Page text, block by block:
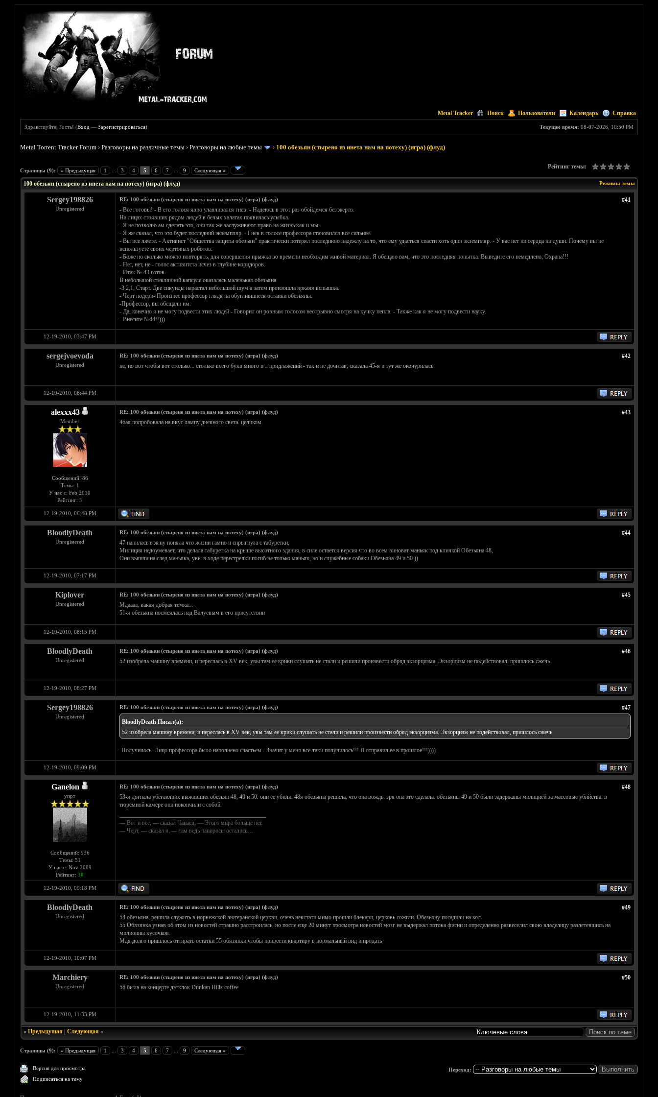
Metal Tracker Поиск Пользователи Календарь Справка
Текущее время: 08-07-2026, 10:50 PM
Здравствуйте, Гость! (Вход —Зарегистрироваться)
Metal Torrent Tracker Forum ›Разговоры на различные темы ›Разговоры на любые темы › 100 обезьян (стырено из инета нам на потеху) (игра) (флуд)
Страницы (9): « Предыдущая 1 3 4 5 6 7 9 Следующая »
Рейтинг темы:
Голосов: 0 - Средняя оценка: 0
1
2
3
4
5
Режимы темы
100 обезьян (стырено из инета нам на потеху) (игра) (флуд)
Sergey198826
Unregistered
#41
RE: 100 обезьян (стырено из инета нам на потеху) (игра) (флуд)
- Все готовы! - В его голося явно улавливался гнев. - Надеюсь в этот раз обойдемся без жертв.
На лицах стоявших рядом людей в белых халатах появилась улыбка.
- Я не позволю ам сделать это, они так же заслуживают право на жизнь как и мы.
- Я же сказал, что это будет последний экземпляр. - Гнев в голосе профессора становился все сильнее.
- Вы все лжете. - Активист "Общества защиты обезьян" практически потерял последнюю надежлу на то, что ему удасться спасти хоть один экземпляр. - У вас нет ни сердца ни души. Почему вы не
используете своих чертовых роботов.
- Боже но сколько можно повторять, для совершения прыжка во времени необходим живой материал. Я обещаю вам, что это последняя попытка. Выведите его немедлено, Охрана!!!
- Нет, нет, не - голос активитста исчез в глубине коридоров.
- Итак № 43 готов.
В небольшой стеклянной капсуле оказалась маленькая обезьяна.
-3,2,1, Старт. Две сикунды нарастал небольшой шум а затем произошла яркаяя вспышка.
- Черт подери- Произнес профессор глядя на обуглившиеся останки обезьяны.
-Профессор, вы обещали им.
- Да, конечно я не могу подвести этих людей - Говорил он ровным голосом неотрывно смотря на кучку пепла. - Также как я не могу подвести науку.
- Внесите №44!!)))
12-19-2010, 03:47 PM
sergejvoevoda
Unregistered
#42
RE: 100 обезьян (стырено из инета нам на потеху) (игра) (флуд)
не, но вот чтобы вот столько... столько всего букв много и .. придлажений - так и не дочитав, сказала 45-я и тут же окочурилась.
12-19-2010, 06:44 PM
alexxx43
Member
Сообщений: 86
Темы: 1
У нас с: Feb 2010
Рейтинг: 5
#43
RE: 100 обезьян (стырено из инета нам на потеху) (игра) (флуд)
46ая попробовала на вкус лампу дневного света. целиком.
12-19-2010, 06:48 PM
BloodlyDeath
Unregistered
#44
RE: 100 обезьян (стырено из инета нам на потеху) (игра) (флуд)
47 напилась в ж.пу поняла что жизни гамно и спрыгнула с табуретки,
Милиция недоумевает, что делала табуретка на крыше высотного здания, в силе остается версия что во всем виноват маньяк под кличкой Обезьяна 48,
Они вышли на след маньяка, увы в ходе перестрелки погиб не только маньяк, но и служебные собаки Обезьяна 49 и 50 ))
12-19-2010, 07:17 PM
Kiplover
Unregistered
#45
RE: 100 обезьян (стырено из инета нам на потеху) (игра) (флуд)
Мдаааа, какая добрая темка...
51-я обезьяна посмеялась над Валуевым в его присутствии
12-19-2010, 08:15 PM
BloodlyDeath
Unregistered
#46
RE: 100 обезьян (стырено из инета нам на потеху) (игра) (флуд)
52 изобрела машину времени, и переслась в ХV век, увы там ее крики слушать не стали и решили произвести обряд экзорцизма. Экзорцизм не подействовал, пришлось сжечь
12-19-2010, 08:27 PM
Sergey198826
Unregistered
#47
RE: 100 обезьян (стырено из инета нам на потеху) (игра) (флуд)
BloodlyDeath Писал(а):
52 изобрела машину времени, и переслась в ХV век, увы там ее крики слушать не стали и решили произвести обряд экзорцизма. Экзорцизм не подействовал, пришлось сжечь
-Получилось- Лицо профессора было наполнено счастьем - Значит у меня все-таки получилось!!! Я отправил ее в прошлое!!!))))
12-19-2010, 09:09 PM
Ganelon
упрт
Сообщений: 936
Темы: 51
У нас с: Nov 2009
Рейтинг: 38
#48
RE: 100 обезьян (стырено из инета нам на потеху) (игра) (флуд)
53-я догнала убегающих выживших обезьян 48, 49 и 50. они ее убили. 48я обезьяна решила, что она вождь. зря она это сделала. обезьяны 49 и 50 были задержаны милицией за массовые убийства. в
тюремной камере они покончили с собой.
— Вот и все, — сказал Чапаев, — Этого мира больше нет.
— Черт, — сказал я, — там ведь папиросы остались…
12-19-2010, 09:18 PM
BloodlyDeath
Unregistered
#49
RE: 100 обезьян (стырено из инета нам на потеху) (игра) (флуд)
54 обезьяна, решила служить в норвежской лютеранской церкви, очень некстати мимо прошли блекари, церковь сожгли. Обезьяну посадили на кол.
55 Обязянка узнав об этом из новостей страшно расстроилась, но после еще 20 минут просмотра новостей мозг не выдержал потока фигни и определенно развеселил свою владелицу разлетевшись на
милионны кусочков.
Мдя долго пришлось оттирать остатки 55 обязянки чтобы привести квартиру в нормальный вид и продать
12-19-2010, 10:07 PM
Marchiery
Unregistered
#50
RE: 100 обезьян (стырено из инета нам на потеху) (игра) (флуд)
56 была на концерте дэтклок Dunkan Hills coffee
12-19-2010, 11:33 PM
« Предыдущая| Следующая»
Страницы (9): « Предыдущая 1 3 4 5 6 7 9 Следующая »
Версия для просмотра
Подписаться на тему
Переход: